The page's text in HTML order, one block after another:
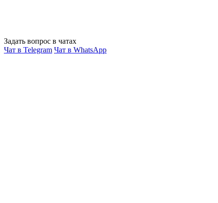
Задать вопрос в чатах
Чат в Telegram Чат в WhatsApp